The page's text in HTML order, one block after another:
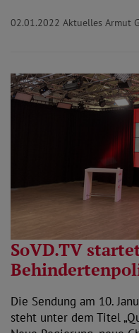
02.01.2022 Aktuelles Armut
SoVD.TV
Die Sendung am 10.
steht unter dem Titel